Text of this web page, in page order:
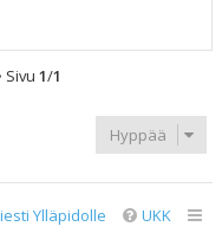
Sivu 1/1
Hyppää
UKK
Ylläpidolle